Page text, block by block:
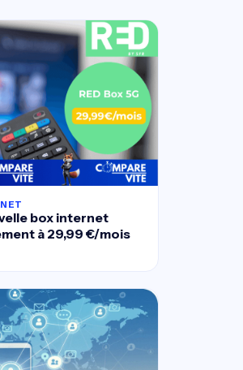
box internet
à 29,99 €/mois